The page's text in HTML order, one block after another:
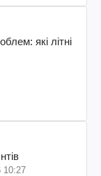
які літні
10:27